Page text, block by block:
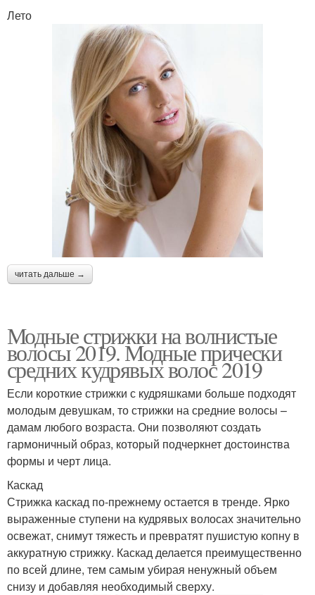
Лето
читать дальше →
Модные стрижки на волнистые
волосы 2019. Модные прически
средних кудрявых волос 2019
Если короткие стрижки с кудряшками больше подходят
молодым девушкам, то стрижки на средние волосы –
дамам любого возраста. Они позволяют создать
гармоничный образ, который подчеркнет достоинства
формы и черт лица.
Каскад
Стрижка каскад по-прежнему остается в тренде. Ярко
выраженные ступени на кудрявых волосах значительно
освежат, снимут тяжесть и превратят пушистую копну в
аккуратную стрижку. Каскад делается преимущественно
по всей длине, тем самым убирая ненужный объем
снизу и добавляя необходимый сверху.